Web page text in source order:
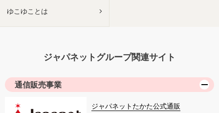
ゆこゆことは
ジャパネットグループ関連サイト
通信販売事業
ジャパネットたかた公式通販